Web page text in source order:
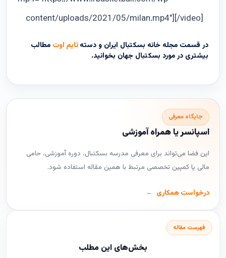
content/uploads/2021/05/milan.mp4"][/video]
در قسمت مجله خانه بسکتبال ایران و دستهتایم اوت مطالب
بیشتری در مورد بسکتبال جهان بخوانید.
جایگاه معرفی
اسپانسر یا همراه آموزشی
این فضا می‌تواند برای معرفی مدرسه بسکتبال، دوره آموزشی، حامی
مالی یا کمپین تخصصی مرتبط با همین مقاله استفاده شود.
درخواست همکاری
فهرست مقاله
بخش‌های این مطلب